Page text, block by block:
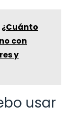
¿Cuánto
con
y
usar